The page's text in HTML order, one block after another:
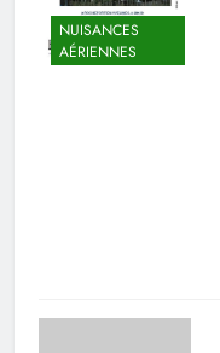
NUISANCES
AÉRIENNES